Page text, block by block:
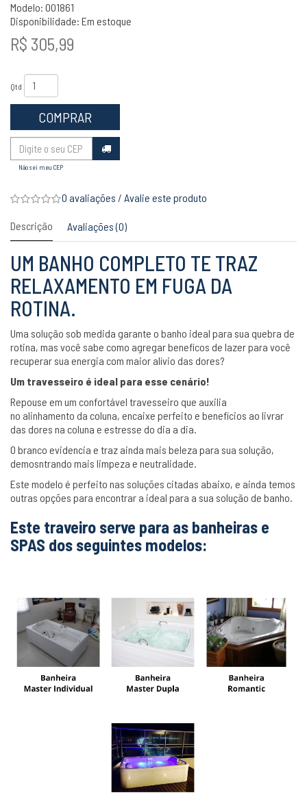
Modelo: 001861
Disponibilidade: Em estoque
R$ 305,99
Qtd
COMPRAR
Não sei meu CEP
0 avaliações / Avalie este produto
Descrição Avaliações (0)
UM BANHO COMPLETO TE TRAZ
RELAXAMENTO EM FUGA DA
ROTINA.
Uma solução sob medida garante o banho ideal para sua quebra de
rotina, mas você sabe como agregar benefícos de lazer para você
recuperar sua energia com maior alívio das dores?
Um travesseiro é ideal para esse cenário!
Repouse em um confortável travesseiro que auxilia
no alinhamento da coluna, encaixe perfeito e benefícios ao livrar
das dores na coluna e estresse do dia a dia.
O branco evidencia e traz ainda mais beleza para sua solução,
demosntrando mais limpeza e neutralidade.
Este modelo é perfeito nas soluções citadas abaixo, e ainda temos
outras opções para encontrar a ideal para a sua solução de banho.
Este traveiro serve para as banheiras e
SPAS dos seguintes modelos: